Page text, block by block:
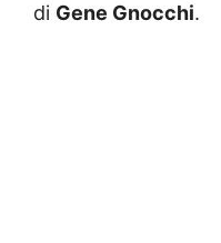
di Gene Gnocchi.